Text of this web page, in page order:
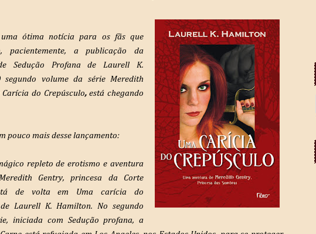
ótima notícia para os fãs que
pacientemente, a publicação da
Sedução Profana de
Laurell K.
segundo volume da série Meredith
Carícia do Crepúsculo,está chegando
pouco mais desse lançamento:
repleto de erotismo e aventura
Gentry, princesa da Corte
de volta em Uma carícia do
Laurell K. Hamilton. No segundo
iniciada com Sedução profana, a